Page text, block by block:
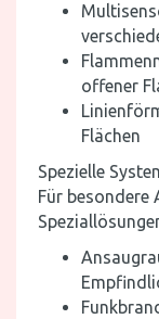
offener
Flächen
Spezielle
Für besondere